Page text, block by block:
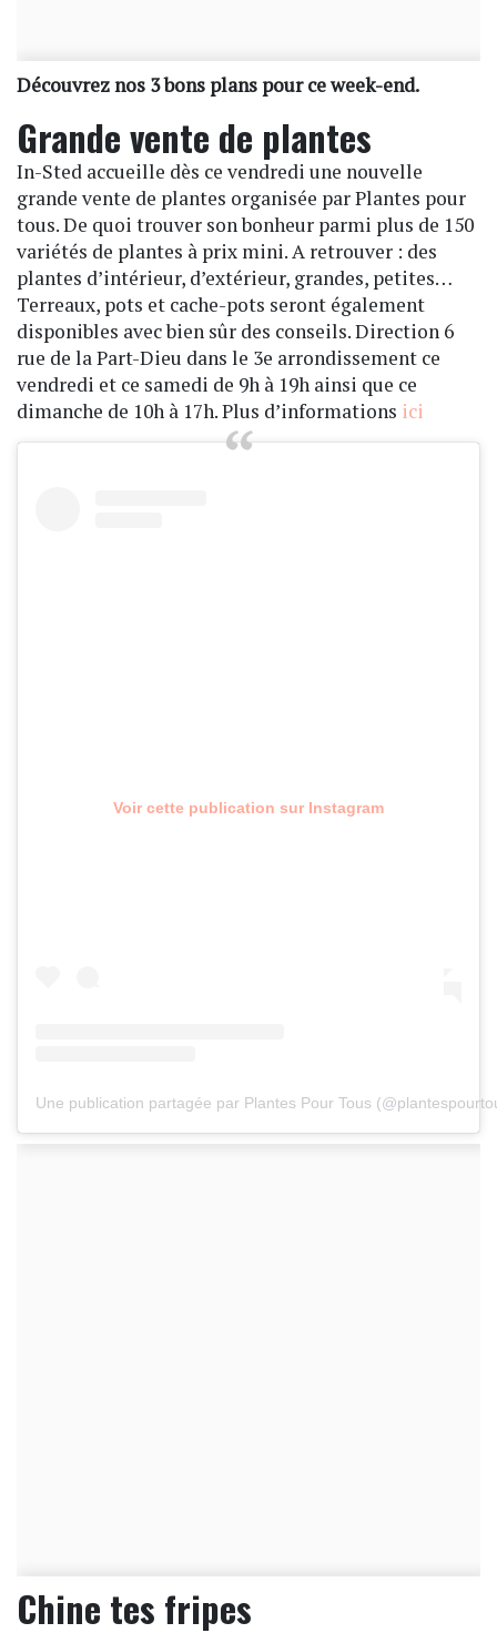
Découvrez nos 3 bons plans pour ce week-end.
Grande vente de plantes
In-Sted accueille dès ce vendredi une nouvelle
grande vente de plantes organisée par Plantes pour
tous. De quoi trouver son bonheur parmi plus de 150
variétés de plantes à prix mini. A retrouver : des
plantes d’intérieur, d’extérieur, grandes, petites…
Terreaux, pots et cache-pots seront également
disponibles avec bien sûr des conseils. Direction 6
rue de la Part-Dieu dans le 3e arrondissement ce
vendredi et ce samedi de 9h à 19h ainsi que ce
dimanche de 10h à 17h. Plus d’informations ici
Voir cette publication sur Instagram
Une publication partagée par Plantes Pour Tous
Chine tes fripes